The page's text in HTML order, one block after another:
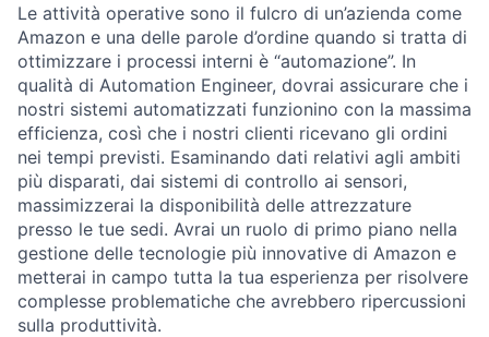
Le attività operative sono il fulcro di un’azienda come
Amazon e una delle parole d’ordine quando si tratta di
ottimizzare i processi interni è “automazione”. In
qualità di Automation Engineer, dovrai assicurare che i
nostri sistemi automatizzati funzionino con la massima
efficienza, così che i nostri clienti ricevano gli ordini
nei tempi previsti. Esaminando dati relativi agli ambiti
più disparati, dai sistemi di controllo ai sensori,
massimizzerai la disponibilità delle attrezzature
presso le tue sedi. Avrai un ruolo di primo piano nella
gestione delle tecnologie più innovative di Amazon e
metterai in campo tutta la tua esperienza per risolvere
complesse problematiche che avrebbero ripercussioni
sulla produttività.